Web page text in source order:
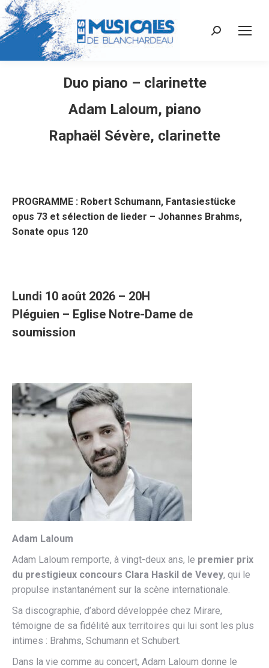
Recherche
Duo piano – clarinette
Adam Laloum, piano
Raphaël Sévère, clarinette
PROGRAMME : Robert Schumann, Fantasiestücke
opus 73 et sélection de lieder – Johannes Brahms,
Sonate opus 120
Lundi 10 août 2026 – 20H
Pléguien – Eglise Notre-Dame de
soumission
Adam Laloum
Adam Laloum remporte, à vingt-deux ans, le premier prix
du prestigieux concours Clara Haskil de Vevey, qui le
propulse instantanément sur la scène internationale.
Sa discographie, d’abord développée chez Mirare,
témoigne de sa fidélité aux territoires qui lui sont les plus
intimes : Brahms, Schumann et Schubert.
Dans la vie comme au concert, Adam Laloum donne le